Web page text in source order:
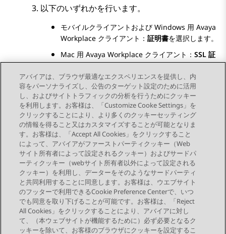
以下のいずれかを行います。
モバイルクライアントおよび Windows 用 Avaya
Workplace クライアント ： 証明書を選択します。
Mac 用 Avaya Workplace クライアント ： SSL 証
明書を選択します。
特定の証明書の詳細を表示するには、その証明書
を選択します。
Send Feedback
トピックナビゲーション
前のトピック 次のトピック
アバイアは、ブラウザ最適なエクスペリエンスを提供し、内
容をパーソナライズし、公告のターゲット設定のために活用
し、およびサイトトラフィックの分析を行うためにクッキー
を利用します。お客様は、「Customize Cooke Settings」を
クリックすることにより、より多くのクッキーセッティング
の情報を得ること又はカスタマイズすることが可能となりま
す。お客様は、「Accept All Cookies」をクリックすること
によって、アバイアがファーストパーティクッキー（Web
サイト所有者によって設定されるクッキー）およびサードパ
ーティクッキー（webサイト所有者以外によって設定される
クッキー）を利用し、データーをそのようなサードパーティ
と共同利用することに同意します。お客様は、ウエブサイト
のフッターで利用できるCookie Preference Centerで、いつ
でも同意を取り下げることが可能です。お客様は、「Reject
All Cookies」をクリックすることにより、アバイアに対し
て、（本ウェブサイトが機能するために）必ず必要となるク
ッキーを除いて、お客様のブラウザにクッキーを設定するこ